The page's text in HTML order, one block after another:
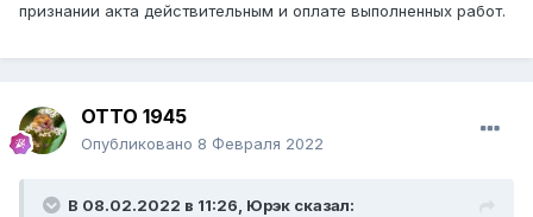
признании акта действительным и оплате выполненных работ.
ОТТО 1945
Опубликовано 8 Февраля 2022
В 08.02.2022 в 11:26, Юрэк сказал: